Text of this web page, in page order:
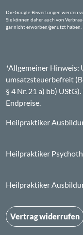
Die Google-Bewertungen werden
Sie können daher auch von
gar nicht erworben/genutzt haben.
*Allgemeiner Hinweis:
umsatzsteuerbefreit
§ 4 Nr. 21 a) bb)
Endpreise.
Heilpraktiker
Heilpraktiker
Heilpraktiker
Vertrag widerrufen